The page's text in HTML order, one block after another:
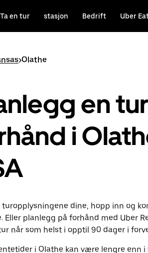
Ta en tur stasjon Bedrift Uber
>Olathe
en
i
turopplysningene dine, hopp inn og
Eller planlegg på forhånd med Uber
når som helst i opptil 90 dager i
i Olathe kan være lengre enn i